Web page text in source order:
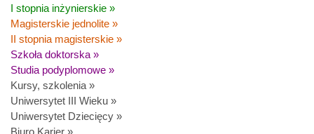
I stopnia inżynierskie »
Magisterskie jednolite »
II stopnia magisterskie »
Szkoła doktorska »
Studia podyplomowe »
Kursy, szkolenia »
Uniwersytet III Wieku »
Uniwersytet Dziecięcy »
Biuro Karier »